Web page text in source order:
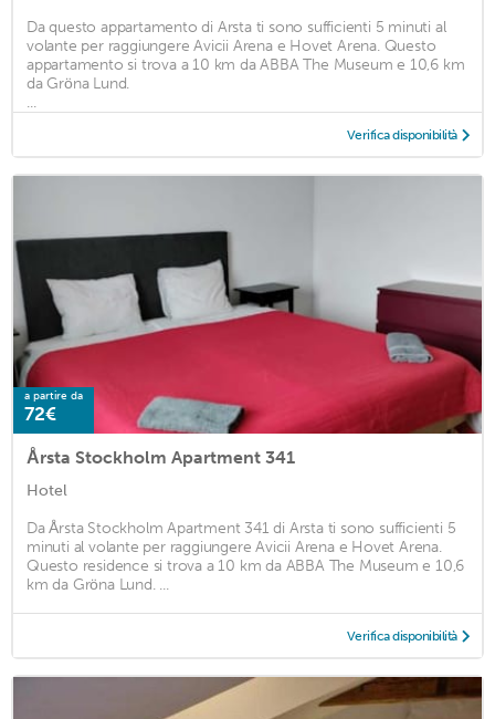
Da questo appartamento di Arsta ti sono sufficienti 5 minuti al
volante per raggiungere Avicii Arena e Hovet Arena. Questo
appartamento si trova a 10 km da ABBA The Museum e 10,6 km
da Gröna Lund.
...
Verifica disponibilità
a partire da
72€
Årsta Stockholm Apartment 341
Hotel
Da Årsta Stockholm Apartment 341 di Arsta ti sono sufficienti 5
minuti al volante per raggiungere Avicii Arena e Hovet Arena.
Questo residence si trova a 10 km da ABBA The Museum e 10,6
km da Gröna Lund. ...
Verifica disponibilità